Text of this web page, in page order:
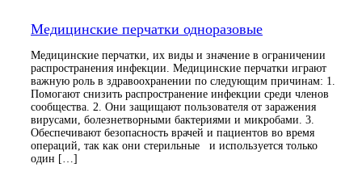
Медицинские перчатки одноразовые
Медицинские перчатки, их виды и значение в ограничении
распространения инфекции. Медицинские перчатки играют
важную роль в здравоохранении по следующим причинам: 1.
Помогают снизить распространение инфекции среди членов
сообщества. 2. Они защищают пользователя от заражения
вирусами, болезнетворными бактериями и микробами. 3.
Обеспечивают безопасность врачей и пациентов во время
операций, так как они стерильные и используется только
один […]